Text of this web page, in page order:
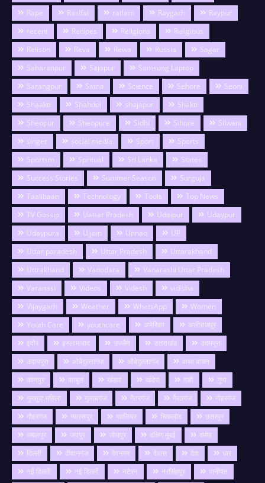
Rape
Rasifal ratlam Raygarh
Raypur
recent
Recipes Religions
Religious
Relison
Reva Rewa Russia
Sagar
Saharanpur
Sajapur
Samsung Laptop
Sarangpur
Satna Science Sehore
Seoni
Shaakti
Shahdol shajapur
Shakti
Sheopur
Sheopure Sidhi Sihore
Silwani
singer
social media Sport
Sports
Sportsm
Spritual Sri Lanka
States
Success Stories
Summer Season
Surguja
Taalibaan
Technology Tools
Top News
TV Gossip
Uattar Pradesh Udaipur
Udaypur
Udaypura
Ujjain Unnao
UP
Uttar paradesh
Uttar Pradesh
Uttarakhand
Uttrakhand
Vadodara
Vanarashi Uttar Pradesh
Varanasi
Videos Videsh
vidisha
Vijaygarh
Weather WhatsApp
Women
Youth Care
youthcare अमेरिका
अलीराजपुर
इंदौर
इस्लामाबाद उज्जैन उत्तराखंड
उदयपुरा
उदायपुरा
ओबेदुल्लागंज औबेदुल्लागंज
कथा वाचन
कानपुर
काबुल खंडवा खंडेरा गङी
गुना
गुमशुदा महिला
गुलाबगंज गैतरगंज गैरतगंज
गोहरगंज
गौहरगंज
ग्यारसपुर ग्वालियर चिकलोद
छतरपुर
जबलपुर
जयपुर जोधपुर दक्षिण मुंबई
दमोह
दिल्ली
दीवानगंज देवनगर देवास देश
धार
नई दिल्ली
नई दिल्ली नटेरन नरसिंहपुर पानीपत